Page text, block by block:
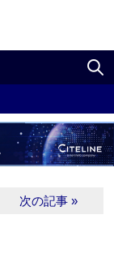
次の記事 »